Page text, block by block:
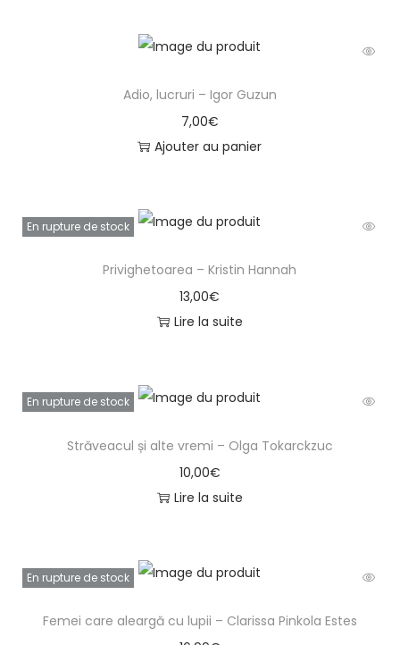
Adio, lucruri – Igor Guzun
7,00€
Ajouter au panier
En rupture de stock
Privighetoarea – Kristin Hannah
13,00€
Lire la suite
En rupture de stock
Străveacul și alte vremi – Olga Tokarckzuc
10,00€
Lire la suite
En rupture de stock
Femei care aleargă cu lupii – Clarissa Pinkola Estes